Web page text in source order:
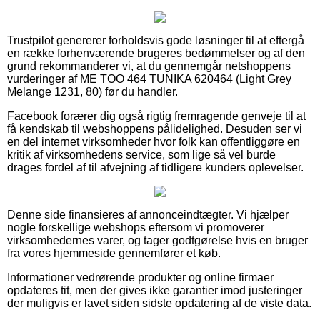
Trustpilot genererer forholdsvis gode løsninger til at eftergå
en række forhenværende brugeres bedømmelser og af den
grund rekommanderer vi, at du gennemgår netshoppens
vurderinger af ME TOO 464 TUNIKA 620464 (Light Grey
Melange 1231, 80) før du handler.
Facebook forærer dig også rigtig fremragende genveje til at
få kendskab til webshoppens pålidelighed. Desuden ser vi
en del internet virksomheder hvor folk kan offentliggøre en
kritik af virksomhedens service, som lige så vel burde
drages fordel af til afvejning af tidligere kunders oplevelser.
Denne side finansieres af annonceindtægter. Vi hjælper
nogle forskellige webshops eftersom vi promoverer
virksomhedernes varer, og tager godtgørelse hvis en bruger
fra vores hjemmeside gennemfører et køb.
Informationer vedrørende produkter og online firmaer
opdateres tit, men der gives ikke garantier imod justeringer
der muligvis er lavet siden sidste opdatering af de viste data.